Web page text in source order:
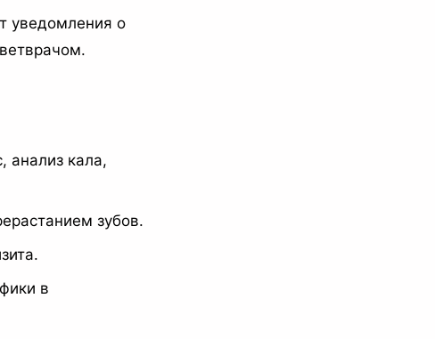
уведомления о
анализ кала,
зубов.
в